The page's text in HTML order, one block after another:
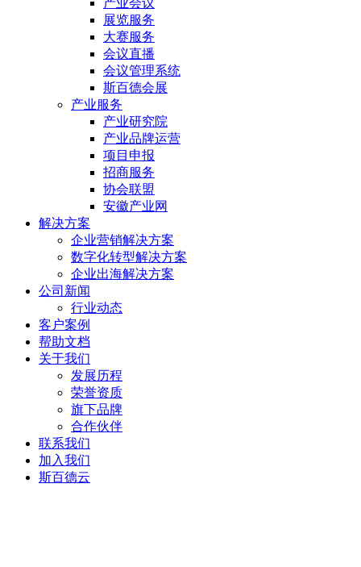
产业会议
展览服务
大赛服务
会议直播
会议管理系统
斯百德会展
产业服务
产业研究院
产业品牌运营
项目申报
招商服务
协会联盟
安徽产业网
解决方案
企业营销解决方案
数字化转型解决方案
企业出海解决方案
公司新闻
行业动态
客户案例
帮助文档
关于我们
发展历程
荣誉资质
旗下品牌
合作伙伴
联系我们
加入我们
斯百德云